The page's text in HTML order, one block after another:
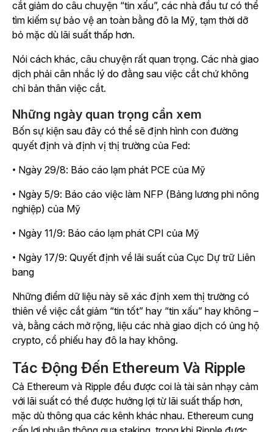
cắt giảm do câu chuyện “tin xấu”, các nhà đầu tư có thể
tìm kiếm sự bảo vệ an toàn bằng đô la Mỹ, tạm thời dỡ
bỏ mặc dù lãi suất thấp hơn.
Nói cách khác, câu chuyện rất quan trọng. Các nhà giao
dịch phải cân nhắc lý do đằng sau việc cắt chứ không
chỉ bản thân việc cắt.
Những ngày quan trọng cần xem
Bốn sự kiện sau đây có thể sẽ định hình con đường
quyết định và định vị thị trường của Fed:
• Ngày 29/8: Báo cáo lạm phát PCE của Mỹ
• Ngày 5/9: Báo cáo việc làm NFP (Bảng lương phi nông
nghiệp) của Mỹ
• Ngày 11/9: Báo cáo lạm phát CPI của Mỹ
• Ngày 17/9: Quyết định về lãi suất của Cục Dự trữ Liên
bang
Những điểm dữ liệu này sẽ xác định xem thị trường có
thiên về việc cắt giảm “tin tốt” hay “tin xấu” hay không –
và, bằng cách mở rộng, liệu các nhà giao dịch có ủng hộ
crypto, cổ phiếu hay đô la hay không.
Tác Động Đến Ethereum Và Ripple
Cả Ethereum và Ripple đều được coi là tài sản nhạy cảm
với lãi suất có thể được hưởng lợi từ lãi suất thấp hơn,
mặc dù thông qua các kênh khác nhau. Ethereum cung